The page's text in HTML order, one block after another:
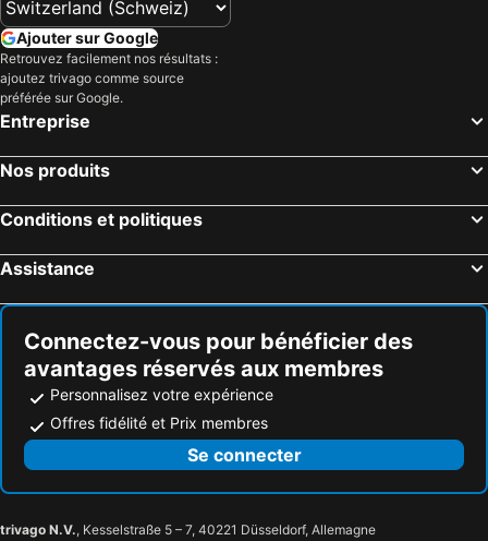
Ajouter sur Google
Retrouvez facilement nos résultats :
ajoutez trivago comme source
préférée sur Google.
Entreprise
Nos produits
Conditions et politiques
Assistance
Connectez-vous pour bénéficier des
avantages réservés aux membres
Personnalisez votre expérience
Offres fidélité et Prix membres
Se connecter
trivago N.V., Kesselstraße 5 – 7, 40221 Düsseldorf, Allemagne